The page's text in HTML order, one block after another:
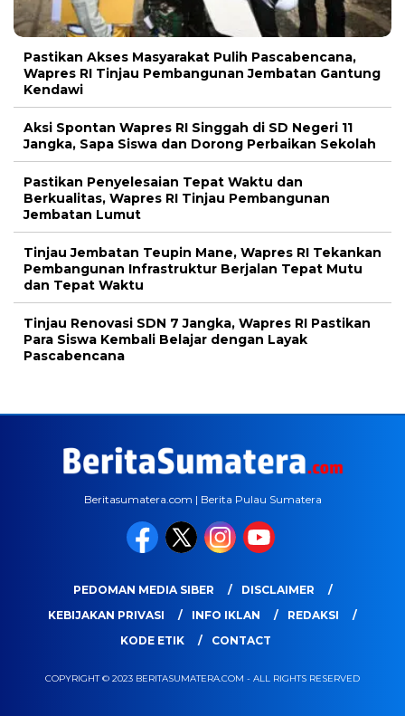
Pastikan Akses Masyarakat Pulih Pascabencana,
Wapres RI Tinjau Pembangunan Jembatan Gantung
Kendawi
Aksi Spontan Wapres RI Singgah di SD Negeri 11
Jangka, Sapa Siswa dan Dorong Perbaikan Sekolah
Pastikan Penyelesaian Tepat Waktu dan
Berkualitas, Wapres RI Tinjau Pembangunan
Jembatan Lumut
Tinjau Jembatan Teupin Mane, Wapres RI Tekankan
Pembangunan Infrastruktur Berjalan Tepat Mutu
dan Tepat Waktu
Tinjau Renovasi SDN 7 Jangka, Wapres RI Pastikan
Para Siswa Kembali Belajar dengan Layak
Pascabencana
Beritasumatera.com | Berita Pulau Sumatera
PEDOMAN MEDIA SIBER
DISCLAIMER
KEBIJAKAN PRIVASI
INFO IKLAN
REDAKSI
KODE ETIK
CONTACT
COPYRIGHT © 2023 BERITASUMATERA.COM - ALL RIGHTS RESERVED